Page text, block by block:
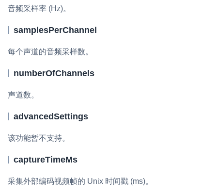
实现智能硬件和微信小程序之间的实时音视频互通
Status Page
一站式实时互动模块的选型、购买、账号打通
SDK 拓展插件
拓展 SDK 能力，打造更具个性化的音视频互动效果
媒体服务
音频采样率 (Hz)。
samplesPerChannel
每个声道的音频采样数。
numberOfChannels
声道数。
advancedSettings
该功能暂不支持。
captureTimeMs
采集外部编码视频帧的 Unix 时间戳 (ms)。